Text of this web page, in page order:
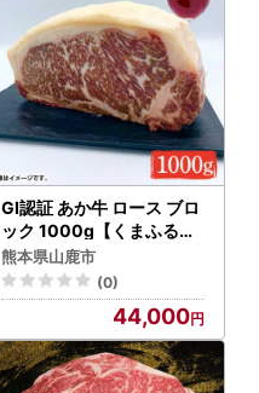
GI認証 あか牛 ロース ブロ
ック 1000g【くまふる】[
ZDX038]
熊本県山鹿市
(0)
44,000